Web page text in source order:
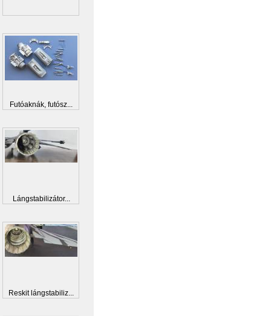
Futóaknák, futósz...
Lángstabilizátor...
Reskit lángstabiliz...